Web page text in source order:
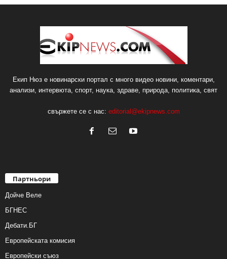
Екип Нюз е новинарски портал с много видео новини, коментари,
анализи, интервюта, спорт, наука, здраве, природа, политика, свят
свържете се с нас: editorial@ekipnews.com
Партньори
Дойче Веле
БГНЕС
Дебати.БГ
Европейската комисия
Европейски съюз